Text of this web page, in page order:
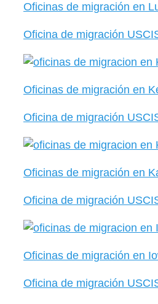
Oficinas de migración en
Oficina de migración
Oficinas de migración en
Oficina de migración
Oficinas de migración en
Oficina de migración
Oficinas de migración en
Oficina de migración